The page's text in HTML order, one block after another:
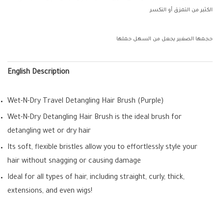
الكثير من التمزق أو التكسر
حجمها الصغير يجعل من السهل حملها
English Description
Wet-N-Dry Travel Detangling Hair Brush (Purple)
Wet-N-Dry Detangling Hair Brush is the ideal brush for
detangling wet or dry hair
Its soft, flexible bristles allow you to effortlessly style your
hair without snagging or causing damage
Ideal for all types of hair, including straight, curly, thick,
extensions, and even wigs!